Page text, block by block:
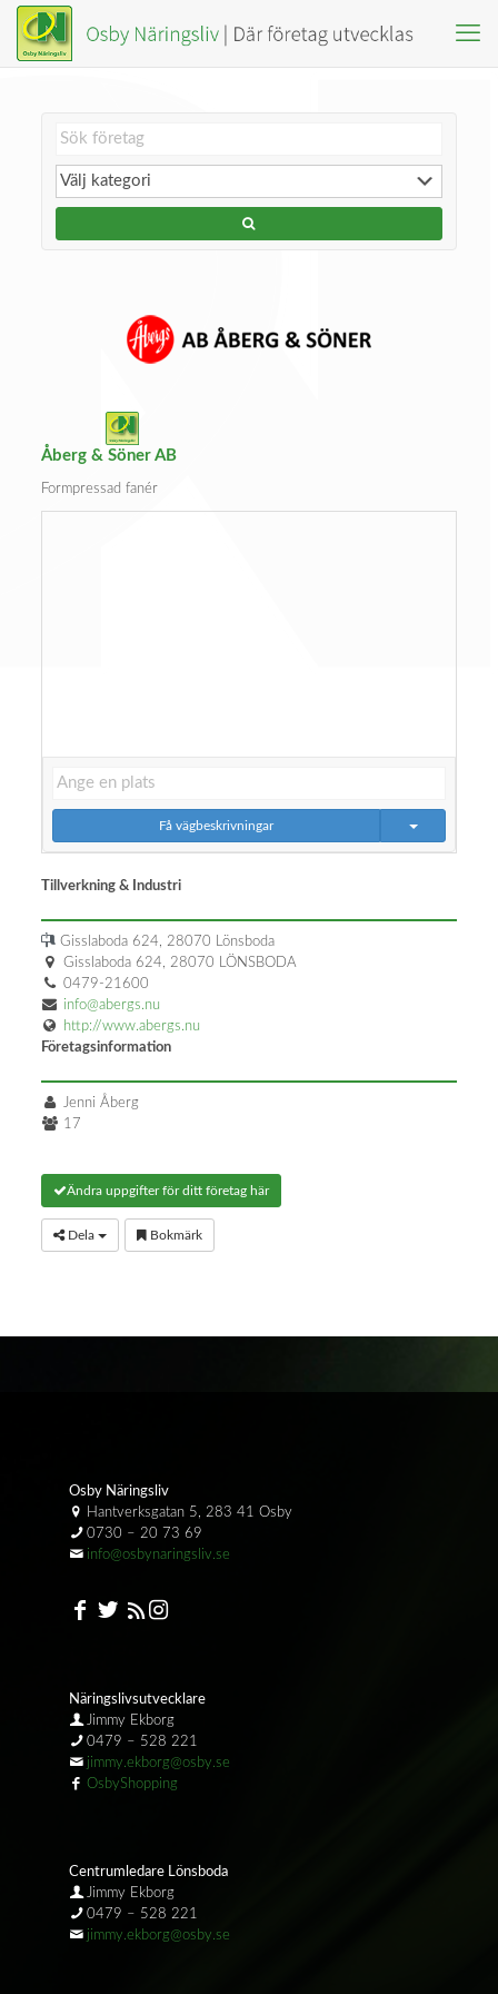
Åberg & Söner AB
Formpressad fanér
Få vägbeskrivningar
Tillverkning & Industri
Gisslaboda 624, 28070 Lönsboda
Gisslaboda 624, 28070 LÖNSBODA
0479-21600
info@abergs.nu
http://www.abergs.nu
Företagsinformation
Jenni Åberg
17
Ändra uppgifter för ditt företag här
Dela Bokmärk
Osby Näringsliv
Hantverksgatan 5, 283 41 Osby
0730 – 20 73 69
info@osbynaringsliv.se
Näringslivsutvecklare
Jimmy Ekborg
0479 – 528 221
jimmy.ekborg@osby.se
OsbyShopping
Centrumledare Lönsboda
Jimmy Ekborg
0479 – 528 221
jimmy.ekborg@osby.se